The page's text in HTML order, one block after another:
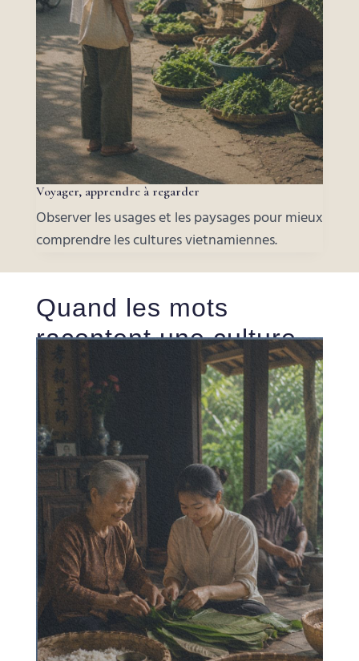
Voyager, apprendre à regarder
Observer les usages et les paysages pour mieux
comprendre les cultures vietnamiennes.
Quand les mots
racontent une culture